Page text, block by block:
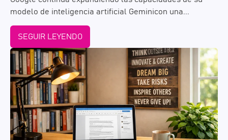
modelo de inteligencia artificial Geminicon una...
SEGUIR LEYENDO